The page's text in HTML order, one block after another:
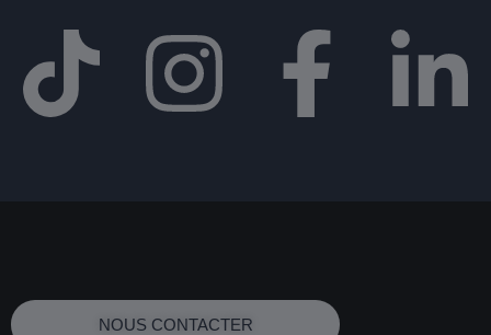
NOUS CONTACTER